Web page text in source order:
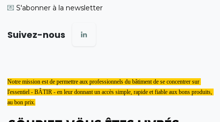
💌 S'abonner à la newsletter
Suivez-nous
Notre mission est de permettre aux professionnels du bâtiment de se concentrer sur
l'essentiel - BÂTIR - en leur donnant un accès simple, rapide et fiable aux bons produits,
au bon prix.